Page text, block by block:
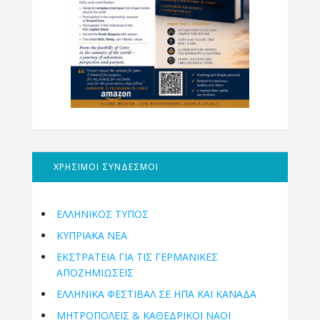
ΧΡΗΣΙΜΟΙ ΣΥΝΔΕΣΜΟΙ
ΕΛΛΗΝΙΚΟΣ ΤΥΠΟΣ
ΚΥΠΡΙΑΚΑ ΝΕΑ
ΕΚΣΤΡΑΤΕΙΑ ΓΙΑ ΤΙΣ ΓΕΡΜΑΝΙΚΕΣ
ΑΠΟΖΗΜΙΩΣΕΙΣ
ΕΛΛΗΝΙΚΆ ΦΕΣΤΙΒΆΛ ΣΕ ΗΠΑ ΚΑΙ ΚΑΝΑΔΑ
ΜΗΤΡΟΠΌΛΕΙΣ & ΚΑΘΕΔΡΙΚΟΊ ΝΑΟΊ